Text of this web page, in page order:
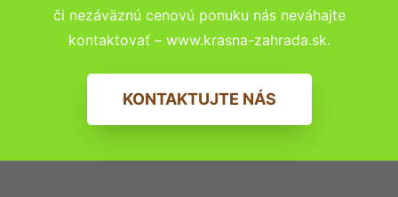
či nezáväznú cenovú ponuku nás neváhajte
kontaktovať – www.krasna-zahrada.sk.
KONTAKTUJTE NÁS